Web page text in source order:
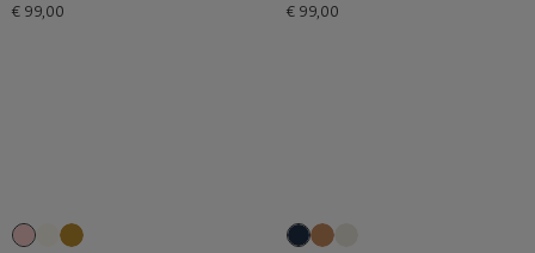
€ 99,00 € 99,00